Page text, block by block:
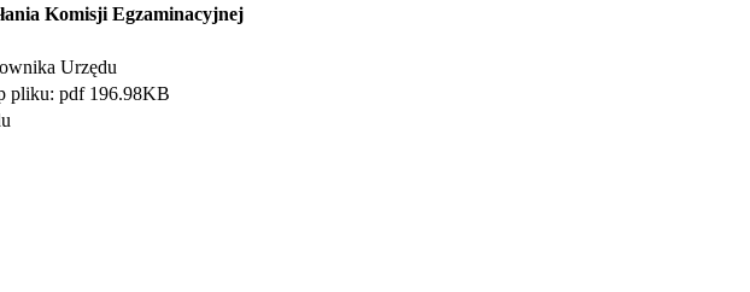
Komisji Egzaminacyjnej
Urzędu
196.98KB